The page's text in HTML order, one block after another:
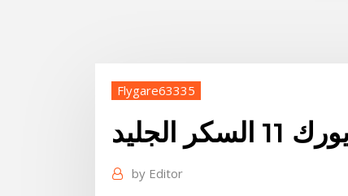
Flygare63335
السكر الجليد
by Editor